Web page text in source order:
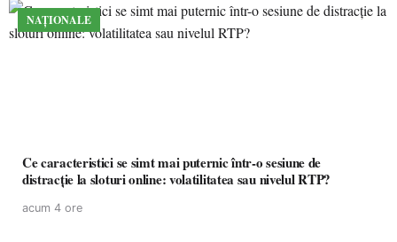
NAȚIONALE
Ce caracteristici se simt mai puternic într-o sesiune de
distracție la sloturi online: volatilitatea sau nivelul RTP?
acum 4 ore